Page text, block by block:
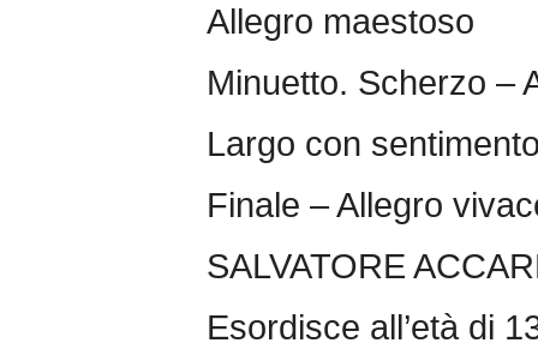
Allegro maestoso
Minuetto. Scherzo –
Largo con
Finale – Allegro
SALVATORE
Esordisce all’età di